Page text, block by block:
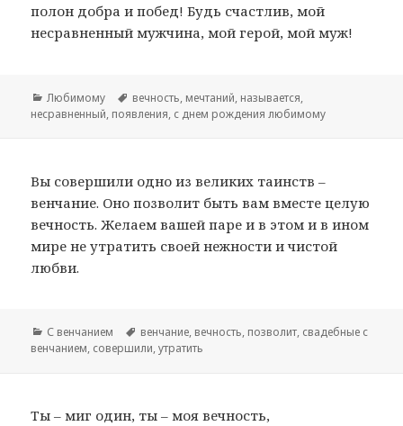
полон добра и побед! Будь счастлив, мой
несравненный мужчина, мой герой, мой муж!
Рубрики
Любимому Метки
вечность, мечтаний, называется,
несравненный, появления, с днем рождения любимому
Вы совершили одно из великих таинств –
венчание. Оно позволит быть вам вместе целую
вечность. Желаем вашей паре и в этом и в ином
мире не утратить своей нежности и чистой
любви.
Рубрики
С венчанием Метки
венчание, вечность, позволит, свадебные с
венчанием, совершили,утратить
Ты – миг один, ты – моя вечность,